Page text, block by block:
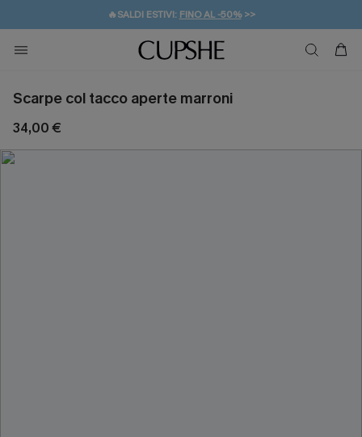
🔥SALDI ESTIVI: FINO AL -50%>>
🚚SPEDIZIONE GRATUITA DA 49€
💌REGALO PER I NUOVI: 20% DI SCONTO*
Scarpe col tacco aperte marroni
34,00 €